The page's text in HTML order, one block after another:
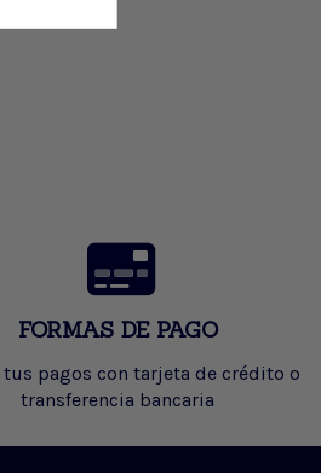
FORMAS DE PAGO
tus pagos con tarjeta de crédito o
transferencia bancaria